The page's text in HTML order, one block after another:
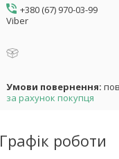
+380 (67) 970-03-99
Viber
за рахунок покупця
Графік роботи